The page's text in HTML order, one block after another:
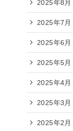
2025年8月
2025年7月
2025年6月
2025年5月
2025年4月
2025年3月
2025年2月